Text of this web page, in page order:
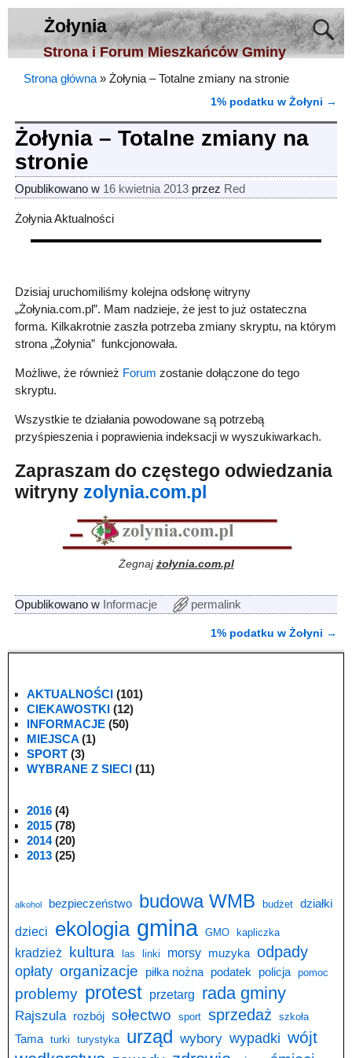
Żołynia
Strona i Forum Mieszkańców Gminy
Strona główna » Żołynia – Totalne zmiany na stronie
Nawigacja
1% podatku w Żołyni →
Żołynia – Totalne zmiany na
stronie
Opublikowano w 16 kwietnia 2013 przez Red
Żołynia Aktualności
Dzisiaj uruchomiliśmy kolejna odsłonę witryny
„Żołynia.com.pl”. Mam nadzieje, że jest to już ostateczna
forma. Kilkakrotnie zaszła potrzeba zmiany skryptu, na którym
strona „Żołynia” funkcjonowała.
Możliwe, że również Forum zostanie dołączone do tego
skryptu.
Wszystkie te działania powodowane są potrzebą
przyśpieszenia i poprawienia indeksacji w wyszukiwarkach.
Zapraszam do częstego odwiedzania
witryny zolynia.com.pl
Żegnaj żołynia.com.pl
Opublikowano w Informacje permalink
Nawigacja
1% podatku w Żołyni →
AKTUALNOŚCI (101)
CIEKAWOSTKI (12)
INFORMACJE (50)
MIEJSCA(1)
SPORT (3)
WYBRANE Z SIECI (11)
2016 (4)
2015 (78)
2014(20)
2013 (25)
alkohol bezpieczeństwo budowa WMB budżet działki
dzieci ekologia gmina GMO kapliczka
kradzież kultura las linki morsy muzyka odpady
opłaty organizacje piłka nożna podatek policja pomoc
problemy protest przetarg rada gminy
Rajszula rozbój sołectwo sport sprzedaż szkoła
Tama turki turystyka urząd wybory wypadki wójt